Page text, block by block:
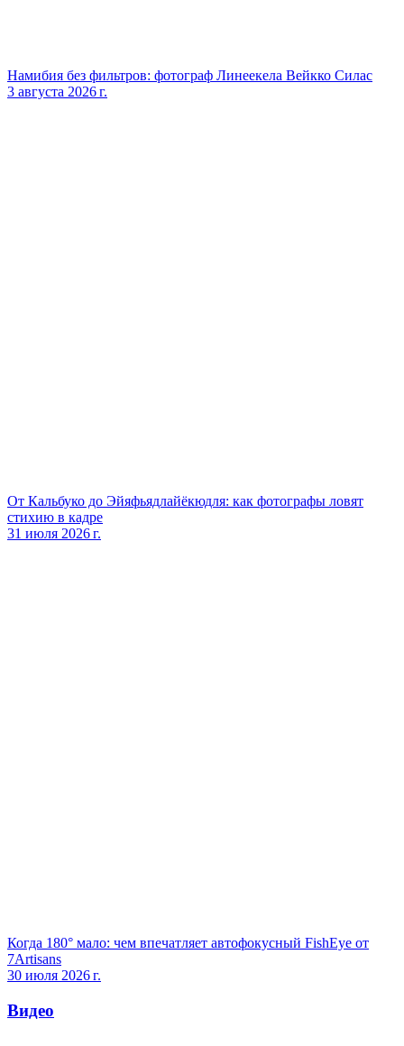
Намибия без фильтров: фотограф Линеекела Вейкко Силас
3 августа 2026 г.
От Кальбуко до Эйяфьядлайёкюдля: как фотографы ловят
стихию в кадре
31 июля 2026 г.
Когда 180° мало: чем впечатляет автофокусный FishEye от
7Artisans
30 июля 2026 г.
Видео